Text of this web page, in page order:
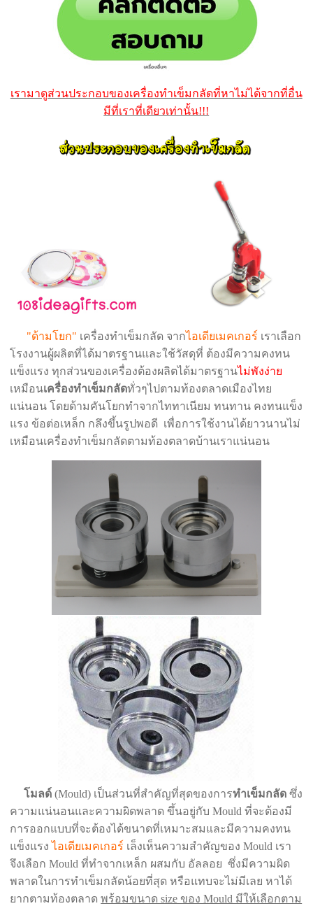
เรามาดูส่วนประกอบของเครื่องทำเข็มกลัดที่หาไม่ได้จากที่อื่น
มีที่เราที่เดียวเท่านั้น!!!
"ด้ามโยก" เครื่องทำเข็มกลัด จากไอเดียเมคเกอร์ เราเลือก
โรงงานผู้ผลิตที่ได้มาตรฐานและใช้วัสดุที่ ต้องมีความคงทน
แข็งแรง ทุกส่วนของเครื่องต้องผลิตได้มาตรฐานไม่พังง่าย
เหมือนเครื่องทำเข็มกลัดทั่วๆไปตามท้องตลาดเมืองไทย
แน่นอน โดยด้ามคันโยกทำจากไททาเนียม ทนทาน คงทนแข็ง
แรง ข้อต่อเหล็ก กลึงขึ้นรูปพอดี เพื่อการใช้งานได้ยาวนานไม่
เหมือนเครื่องทำเข็มกลัดตามท้องตลาดบ้านเราแน่นอน
โมลด์(Mould) เป็นส่วนที่สำคัญที่สุดของการทำเข็มกลัดซึ่ง
ความแน่นอนและความผิดพลาด ขึ้นอยู่กับ Mould ที่จะต้องมี
การออกแบบที่จะต้องได้ขนาดที่เหมาะสมและมีความคงทน
แข็งแรงไอเดียเมคเกอร์ เล็งเห็นความสำคัญของ Mould เรา
จึงเลือก Mould ที่ทำจากเหล็ก ผสมกับ อัลลอย ซึ่งมีความผิด
พลาดในการทำเข็มกลัดน้อยที่สุด หรือแทบจะไม่มีเลย หาได้
ยากตามท้องตลาดพร้อมขนาด size ของ Mould มีให้เลือกตาม